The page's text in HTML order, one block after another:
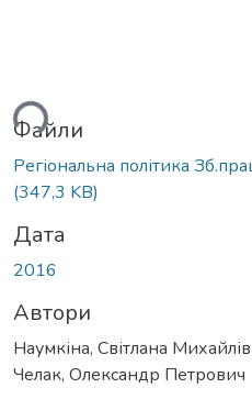
Файли
Регіональна політика
(347,3 KB)
Дата
2016
Автори
Наумкіна, Світлана
Челак, Олександр Петрович